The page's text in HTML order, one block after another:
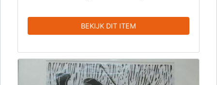
BEKIJK DIT ITEM